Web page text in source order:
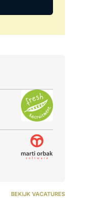
BEKIJK VACATURES